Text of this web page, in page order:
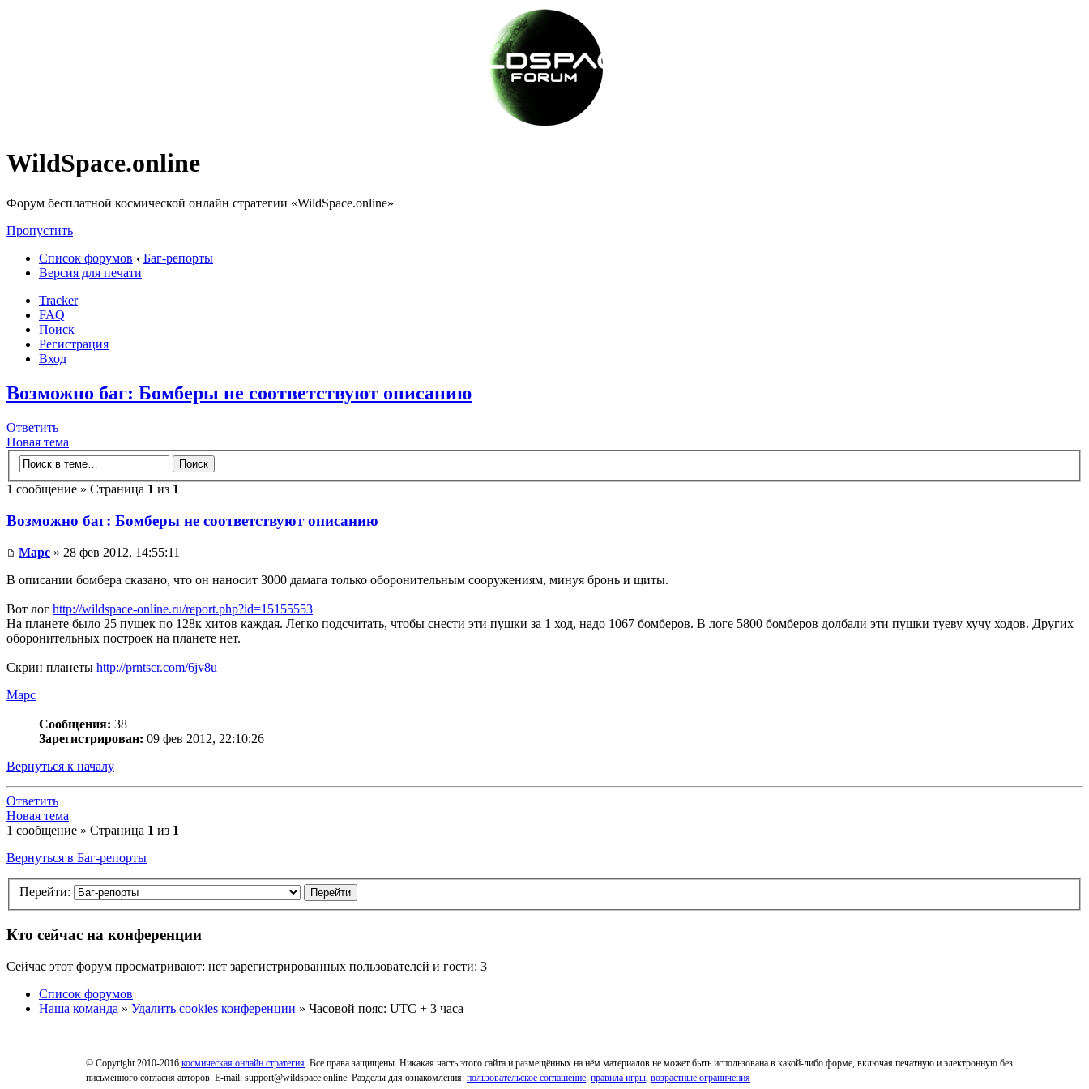
WildSpace.online
Форум бесплатной космической онлайн стратегии «WildSpace.online»
Пропустить
Список форумов ‹ Баг-репорты
Версия для печати
Tracker
FAQ
Поиск
Регистрация
Вход
Возможно баг: Бомберы не соответствуют описанию
Ответить
Новая тема
1 сообщение » Страница 1 из 1
Возможно баг: Бомберы не соответствуют описанию
Mapc » 28 фев 2012, 14:55:11
В описании бомбера сказано, что он наносит 3000 дамага только оборонительным сооружениям, минуя бронь и щиты.
Вот лог http://wildspace-online.ru/report.php?id=15155553
На планете было 25 пушек по 128к хитов каждая. Легко подсчитать, чтобы снести эти пушки за 1 ход, надо 1067 бомберов. В логе 5800 бомберов долбали эти пушки туеву хучу ходов. Других
оборонительных построек на планете нет.
Скрин планеты http://prntscr.com/6jv8u
Mapc
Сообщения: 38
Зарегистрирован: 09 фев 2012, 22:10:26
Вернуться к началу
Ответить
Новая тема
1 сообщение » Страница 1 из 1
Вернуться в Баг-репорты
Перейти:
Кто сейчас на конференции
Сейчас этот форум просматривают: нет зарегистрированных пользователей и гости: 3
Список форумов
Наша команда » Удалить cookies конференции » Часовой пояс: UTC + 3 часа
© Copyright 2010-2016 космическая онлайн стратегия . Все права защищены. Никакая часть этого сайта и размещённых на нём материалов не может быть использована в какой-либо форме, включая печатную и электронную без
письменного согласия авторов. E-mail: support@wildspace.online. Разделы для ознакомления: пользовательское соглашение правила игры возрастные ограничения